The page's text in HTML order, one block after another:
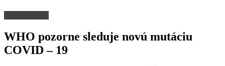
WHO pozorne sleduje novú mutáciu
COVID – 19